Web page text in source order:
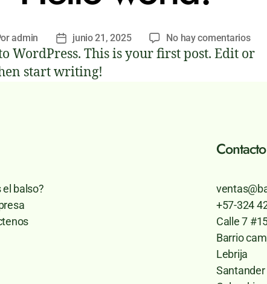
admin junio 21, 2025 No hay comentarios
WordPress. This is your first post. Edit or
start writing!
el balso?
Contacto
+57-324
Calle 7
Barrio
Lebrija
Santander